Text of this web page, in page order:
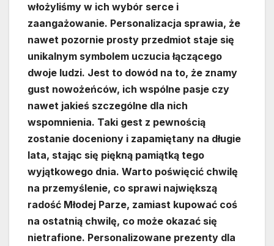
włożyliśmy w ich wybór serce i
zaangażowanie. Personalizacja sprawia, że
nawet pozornie prosty przedmiot staje się
unikalnym symbolem uczucia łączącego
dwoje ludzi. Jest to dowód na to, że znamy
gust nowożeńców, ich wspólne pasje czy
nawet jakieś szczególne dla nich
wspomnienia. Taki gest z pewnością
zostanie doceniony i zapamiętany na długie
lata, stając się piękną pamiątką tego
wyjątkowego dnia. Warto poświęcić chwilę
na przemyślenie, co sprawi największą
radość Młodej Parze, zamiast kupować coś
na ostatnią chwilę, co może okazać się
nietrafione. Personalizowane prezenty dla